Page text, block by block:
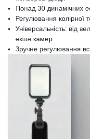
Понад 30 динамічних
Регулювання
Універсальність: від
екшн камер
Зручне регулювання